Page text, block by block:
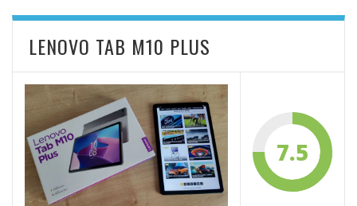
LENOVO TAB M10 PLUS
7.5